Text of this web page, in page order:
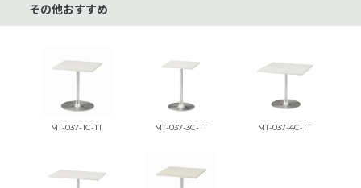
その他おすすめ
MT-037-1C-TT MT-037-3C-TT MT-037-4C-TT